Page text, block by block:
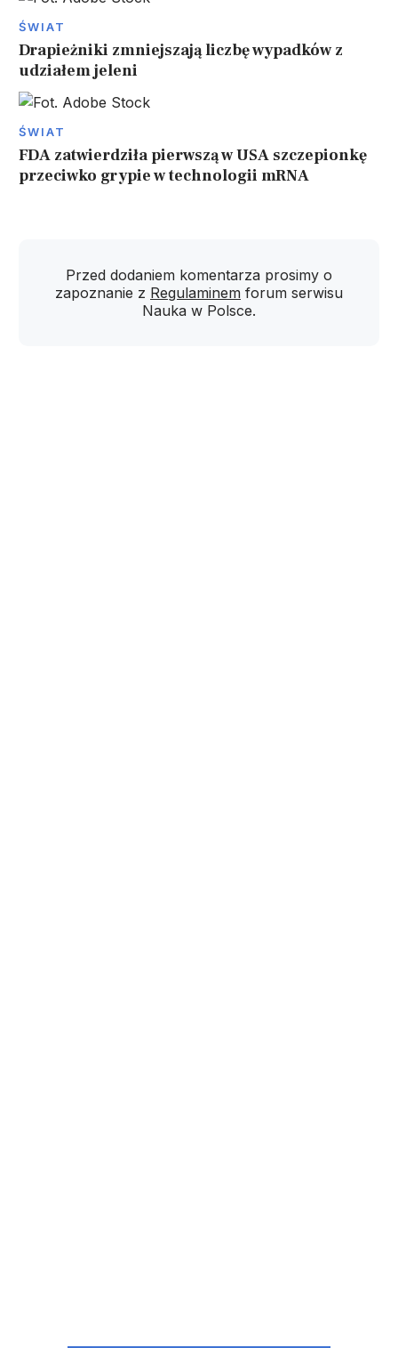
ŚWIAT
Drapieżniki zmniejszają liczbę wypadków z
udziałem jeleni
ŚWIAT
FDA zatwierdziła pierwszą w USA szczepionkę
przeciwko grypie w technologii mRNA
Przed dodaniem komentarza prosimy o
zapoznanie z Regulaminem forum serwisu
Nauka w Polsce.